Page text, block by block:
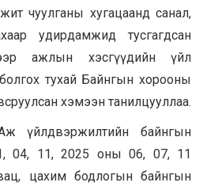
чуулганы хугацаанд санал,
удирдамжид тусгагдсан
ажлын хэсгүүдийн үйл
тухай Байнгын хорооны
хэмээн танилцууллаа.
үйлдвэржилтийн байнгын
04, 11, 2025 оны 06, 07, 11
цахим бодлогын байнгын